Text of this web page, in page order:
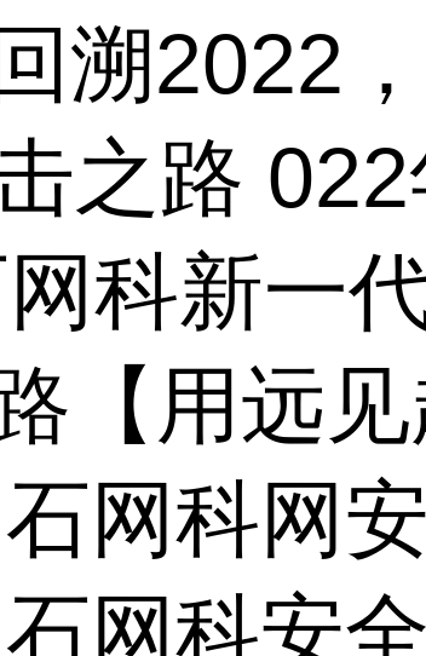
溯2022
之路
科新一
【用远见
网科网
网科安